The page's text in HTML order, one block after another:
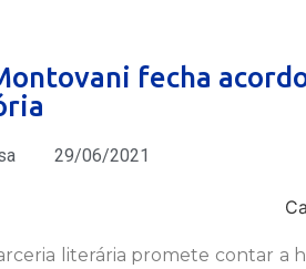
fecha
29/06/2021
literária promete contar a